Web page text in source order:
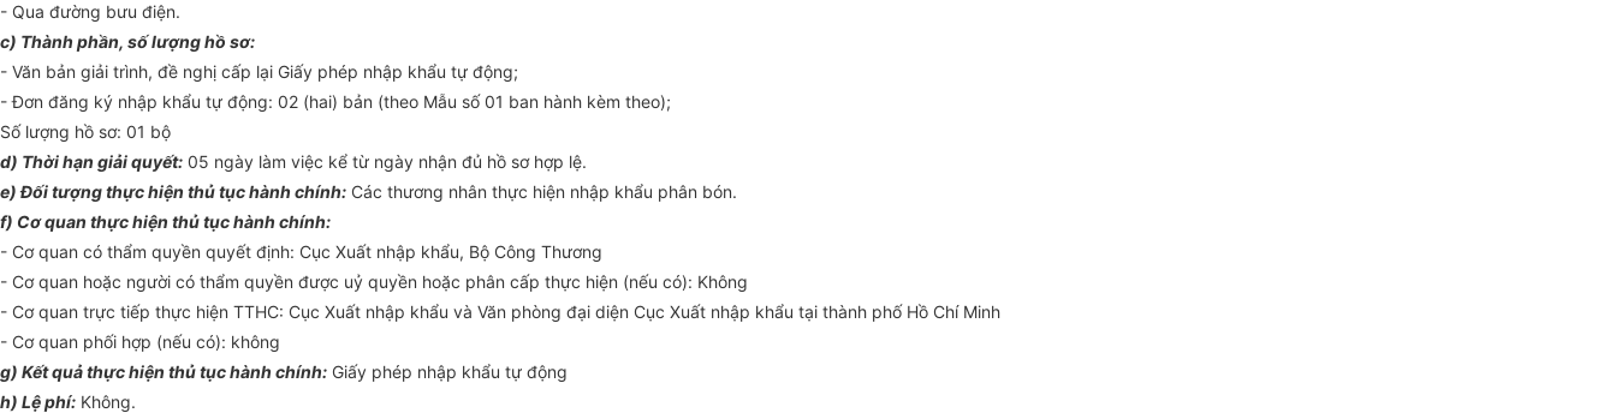
- Qua đường bưu điện.
c) Thành phần, số lượng hồ sơ:
- Văn bản giải trình, đề nghị cấp lại Giấy phép nhập khẩu tự động;
- Đơn đăng ký nhập khẩu tự động: 02 (hai) bản (theo Mẫu số 01 ban hành kèm theo);
Số lượng hồ sơ: 01 bộ
d) Thời hạn giải quyết: 05 ngày làm việc kể từ ngày nhận đủ hồ sơ hợp lệ.
e) Đối tượng thực hiện thủ tục hành chính: Các thương nhân thực hiện nhập khẩu phân bón.
f) Cơ quan thực hiện thủ tục hành chính:
- Cơ quan có thẩm quyền quyết định: Cục Xuất nhập khẩu, Bộ Công Thương
- Cơ quan hoặc người có thẩm quyền được uỷ quyền hoặc phân cấp thực hiện (nếu có): Không
- Cơ quan trực tiếp thực hiện TTHC: Cục Xuất nhập khẩu và Văn phòng đại diện Cục Xuất nhập khẩu tại thành phố Hồ Chí Minh
- Cơ quan phối hợp (nếu có): không
g) Kết quả thực hiện thủ tục hành chính: Giấy phép nhập khẩu tự động
h) Lệ phí: Không.